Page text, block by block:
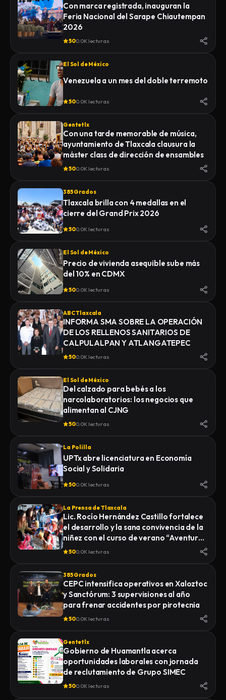
Con marca registrada, inauguran la
Feria Nacional del Sarape Chiautempan
2026
500.0K lecturas
El Sol de México
Venezuela a un mes del doble terremoto
500.0K lecturas
Gentetlx
Con una tarde memorable de música,
ayuntamiento de Tlaxcala clausura la
máster class de dirección de ensambles
500.0K lecturas
385 Grados
Tlaxcala brilla con 4 medallas en el
cierre del Grand Prix 2026
500.0K lecturas
El Sol de México
Precio de vivienda asequible sube más
del 10% en CDMX
500.0K lecturas
ABC Tlaxcala
INFORMA SMA SOBRE LA OPERACIÓN
DE LOS RELLENOS SANITARIOS DE
CALPULALPAN Y ATLANGATEPEC
500.0K lecturas
El Sol de México
Del calzado para bebés a los
narcolaboratorios: los negocios que
alimentan al CJNG
500.0K lecturas
La Polilla
UPTx abre licenciatura en Economía
Social y Solidaria
500.0K lecturas
La Prensa de Tlaxcala
Lic. Rocío Hernández Castillo fortalece
el desarrollo y la sana convivencia de la
niñez con el curso de verano “Aventuras
Diferentes”.
500.0K lecturas
385 Grados
CEPC intensifica operativos en Xaloztoc
y Sanctórum: 3 supervisiones al año
para frenar accidentes por pirotecnia
500.0K lecturas
Gentetlx
Gobierno de Huamantla acerca
oportunidades laborales con jornada
de reclutamiento de Grupo SIMEC
500.0K lecturas